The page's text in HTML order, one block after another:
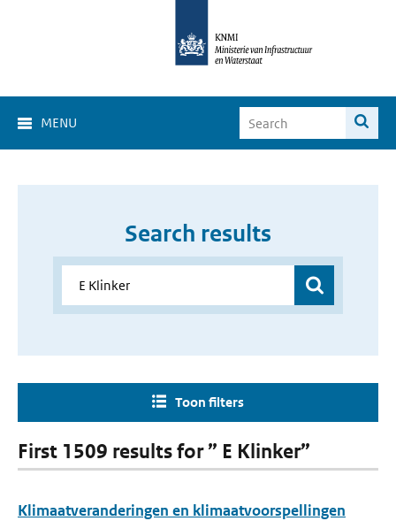
MENU
Search results
Toon filters
First 1509 results for ” E Klinker”
Klimaatveranderingen en klimaatvoorspellingen